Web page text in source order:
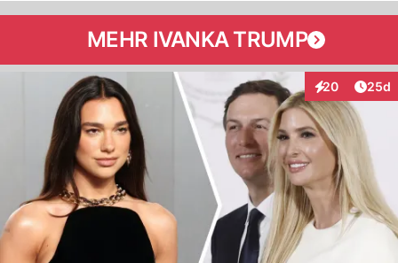
MEHR IVANKA TRUMP
20
Interaktionen
25d